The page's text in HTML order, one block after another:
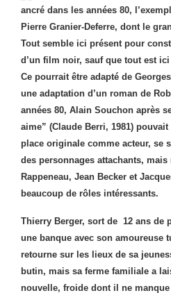
ancré dans les années 80,
Pierre Granier-Deferre, dont le
Tout semble ici présent pour
d’un film noir, sauf que tout est
Ce pourrait être adapté de
une adaptation d’un roman de
années 80, Alain Souchon après
aime” (Claude Berri, 1981)
place originale comme acteur, se
des personnages attachants, mais
Rappeneau, Jean Becker et
beaucoup de rôles intéressants.
Thierry Berger, sort de 12 ans de
une banque avec son amoureuse
retourne sur les lieux de sa
butin, mais sa ferme familiale a
nouvelle, froide dont il ne